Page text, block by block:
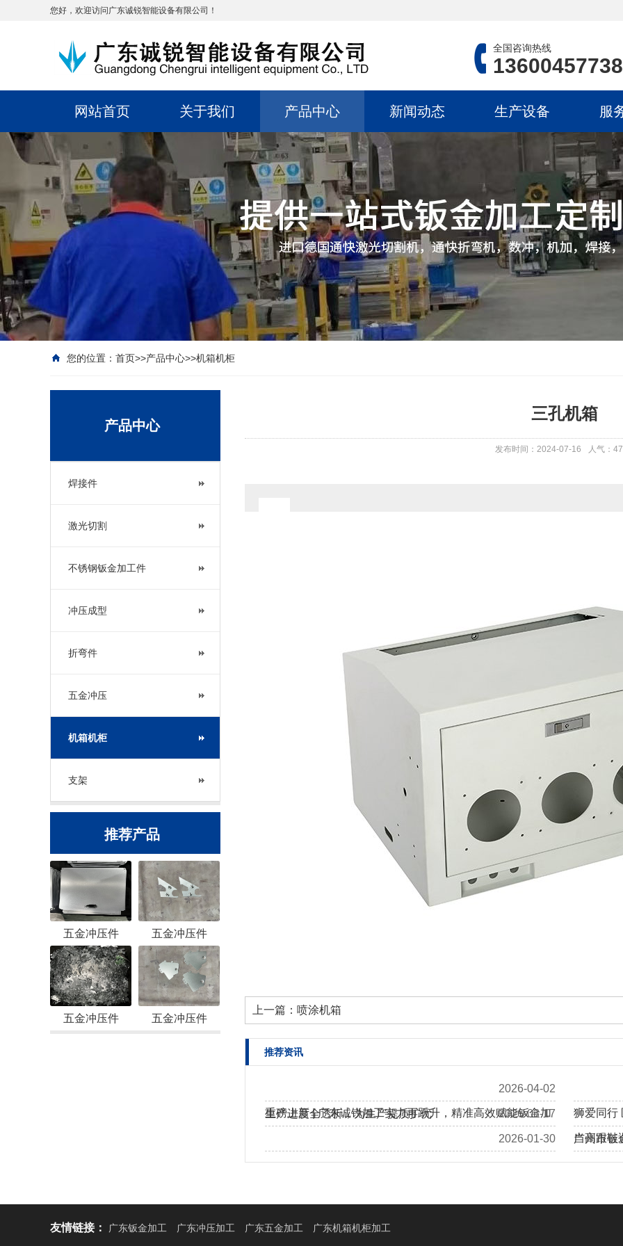
您好，欢迎访问广东诚锐智能设备有限公司！
全国咨询热线
13600457738
网站首页 关于我们 产品中心 新闻动态 生产设备 服
您的位置： 首页>>产品中心>>机箱机柜
产品中心
焊接件
激光切割
不锈钢钣金加工件
冲压成型
折弯件
五金冲压
机箱机柜
支架
推荐产品
五金冲压件 五金冲压件
五金冲压件 五金冲压件
三孔机箱
发布时间：2024-07-16 人气：
上一篇： 喷涂机箱
推荐资讯
2026-04-02
重磅上新 | 广东诚锐加工实力再跃升，精准高效赋能钣金加 狮爱同行
2026-03-17
生产进度全透析，为生产提质扩优
当高跟鞋
2026-01-30
热烈欢迎加拿大客户Eric、Alan莅临我司工厂回访考察
广州市钣
友情链接： 广东钣金加工 广东冲压加工 广东五金加工 广东机箱机柜加工